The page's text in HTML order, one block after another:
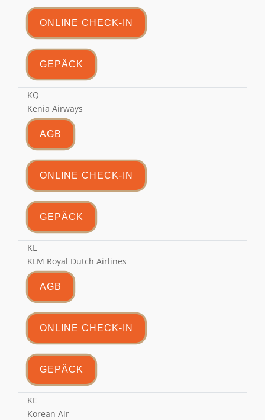
ONLINE CHECK-IN
GEPÄCK
KQ
Kenia Airways
AGB
ONLINE CHECK-IN
GEPÄCK
KL
KLM Royal Dutch Airlines
AGB
ONLINE CHECK-IN
GEPÄCK
KE
Korean Air